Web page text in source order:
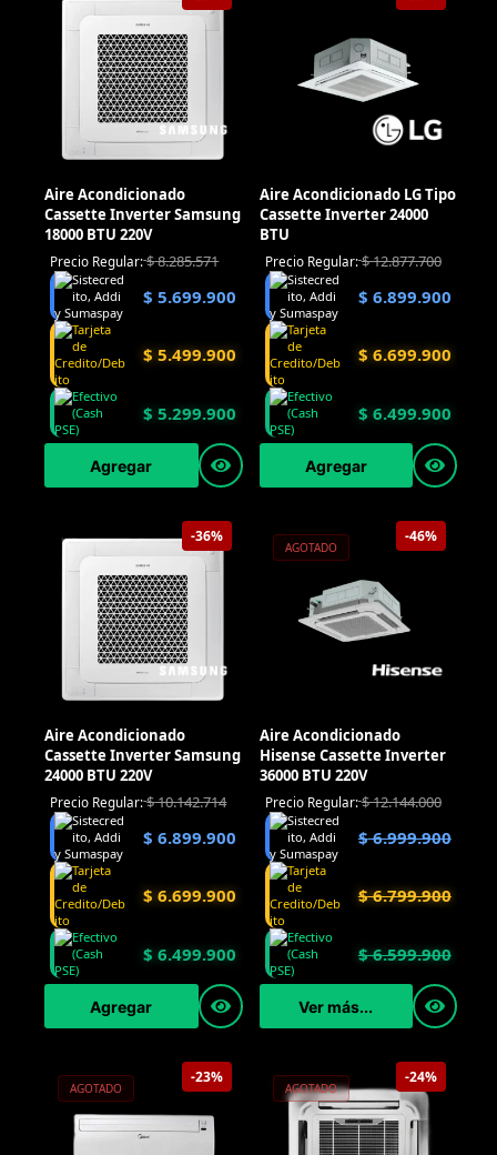
Aire Acondicionado
Cassette Inverter Samsung
18000 BTU 220V
Precio Regular:$8.285.571
$ 5.699.900
$ 5.499.900
$ 5.299.900
Agregar
Aire Acondicionado LG Tipo
Cassette Inverter 24000
BTU
Precio Regular:$12.877.700
$ 6.899.900
$ 6.699.900
$ 6.499.900
Agregar
-36%
Aire Acondicionado
Cassette Inverter Samsung
24000 BTU 220V
Precio Regular:$10.142.714
$ 6.899.900
$ 6.699.900
$ 6.499.900
Agregar
-46%
AGOTADO
Aire Acondicionado
Hisense Cassette Inverter
36000 BTU 220V
Precio Regular:$12.144.000
$6.999.900
$6.799.900
$6.599.900
Ver más...
-23%
AGOTADO
-24%
AGOTADO